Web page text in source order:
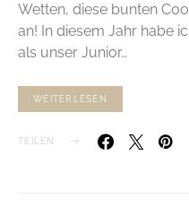
Wetten, diese bunten
an! In diesem Jahr habe
als unser Junior…
WEITERLESEN
TEILEN